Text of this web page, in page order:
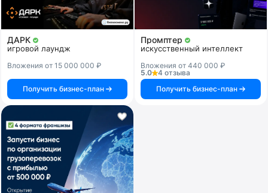
ДАРК
игровой лаундж
Вложения от 15 000 000 ₽
Получить бизнес-план
Промптер
искусственный интеллект
Вложения от 440 000 ₽
5.0
4 отзыва
Получить бизнес-план